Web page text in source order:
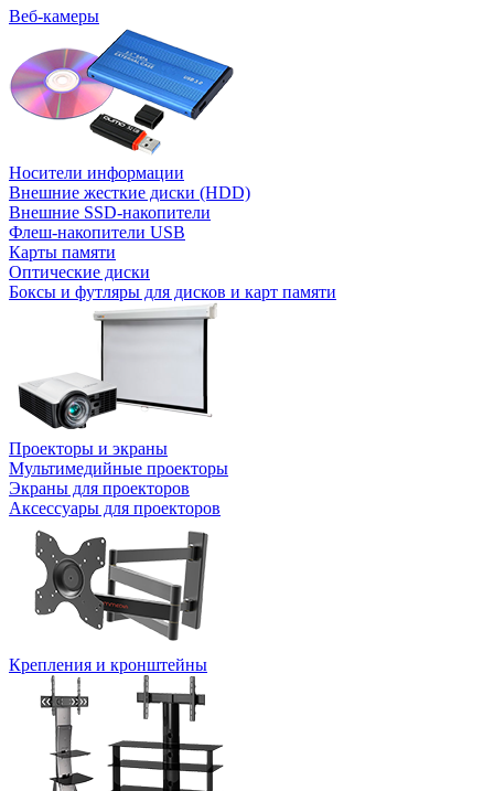
Веб-камеры
Носители информации
Внешние жесткие диски (HDD)
Внешние SSD-накопители
Флеш-накопители USB
Карты памяти
Оптические диски
Боксы и футляры для дисков и карт памяти
Проекторы и экраны
Мультимедийные проекторы
Экраны для проекторов
Аксессуары для проекторов
Крепления и кронштейны